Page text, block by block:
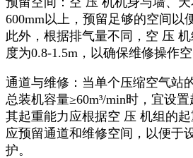
600mm以上，预留足够的空间以
此外，根据排气量不同，空 压
度为0.8-1.5m，以确保维修操作空
通道与维修：当单个压缩空气站
总装机容量≥60m³/min时，宜设
其起重能力应根据空 压 机组的起
应预留通道和维修空间，以便于
护。